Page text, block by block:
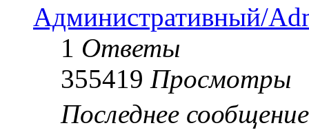
Административный/
1 Ответы
355419 Просмотры
Последнее